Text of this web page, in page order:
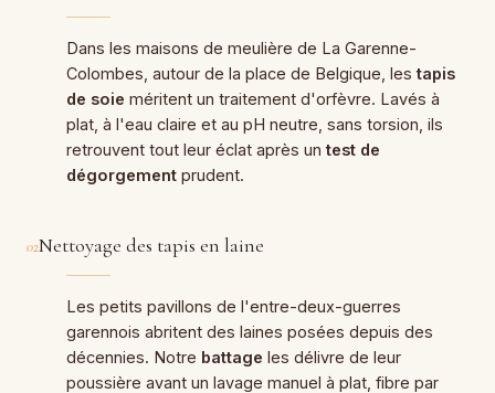
Dans les maisons de meulière de La Garenne-
Colombes, autour de la place de Belgique, lestapis
de soie méritent un traitement d'orfèvre. Lavés à
plat, à l'eau claire et au pH neutre, sans torsion, ils
retrouvent tout leur éclat après untest de
dégorgement prudent.
02Nettoyage des tapis en laine
Les petits pavillons de l'entre-deux-guerres
garennois abritent des laines posées depuis des
décennies. Notre battage les délivre de leur
poussière avant un lavage manuel à plat, fibre par